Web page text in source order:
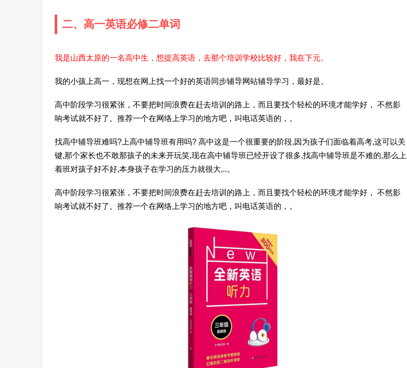
二、高一英语必修二单词
我是山西太原的一名高中生，想提高英语，去那个培训学校比较好，我在下元。
我的小孩上高一，现想在网上找一个好的英语同步辅导网站辅导学习，最好是。
高中阶段学习很紧张，不要把时间浪费在赶去培训的路上，而且要找个轻松的环境才能学好， 不然影
响考试就不好了。推荐一个在网络上学习的地方吧，叫电话英语的，。
找高中辅导班难吗?上高中辅导班有用吗? 高中这是一个很重要的阶段,因为孩子们面临着高考,这可以关
键,那个家长也不敢那孩子的未来开玩笑,现在高中辅导班已经开设了很多,找高中辅导班是不难的,那么上
着班对孩子好不好,本身孩子在学习的压力就很大,..。
高中阶段学习很紧张，不要把时间浪费在赶去培训的路上，而且要找个轻松的环境才能学好， 不然影
响考试就不好了。推荐一个在网络上学习的地方吧，叫电话英语的，。